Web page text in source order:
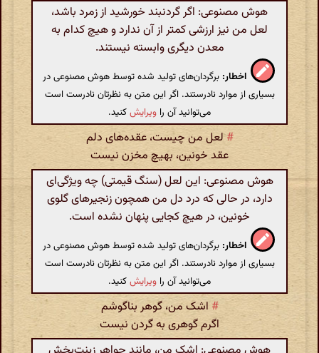
هوش مصنوعی: اگر گردنبند خورشید از زمرد باشد،
لعل من نیز ارزشی کمتر از آن ندارد و هیچ کدام به
معدن دیگری وابسته نیستند.
اخطار: برگردان‌های تولید شده توسط هوش مصنوعی در
بسیاری از موارد نادرستند. اگر این متن به نظرتان نادرست است
می‌توانید آن را ویرایشکنید.
#لعل من چیست، عقده‌های دلم
عقد خونین، بهیچ مخزن نیست
هوش مصنوعی: این لعل (سنگ قیمتی) چه ویژگی‌ای
دارد، در حالی که درد دل من همچون زنجیرهای گلوی
خونین، در هیچ کجایی پنهان نشده است.
اخطار: برگردان‌های تولید شده توسط هوش مصنوعی در
بسیاری از موارد نادرستند. اگر این متن به نظرتان نادرست است
می‌توانید آن را ویرایشکنید.
# اشک من، گوهر بناگوشم
اگرم گوهری به گردن نیست